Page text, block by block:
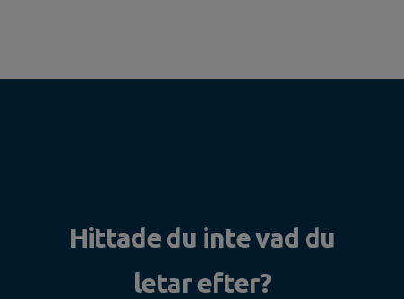
Hittade du inte vad du
letar efter?